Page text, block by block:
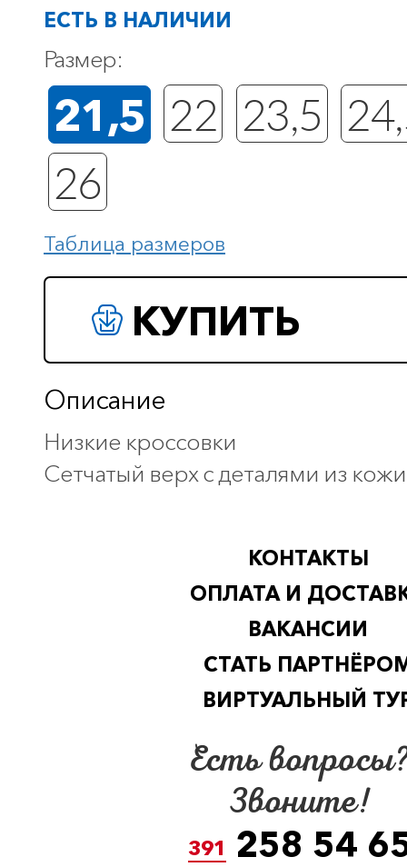
ЕСТЬ В НАЛИЧИИ
Размер:
21,5 22 23,5
26
Таблица размеров
КУПИТЬ
Описание
Низкие кроссовки
Сетчатый верх с деталями из кожи
КОНТАКТЫ
ОПЛАТА И
ВАКАНСИИ
СТАТЬ
ВИРТУАЛЬНЫЙ
Есть
Звоните!
391 258 54